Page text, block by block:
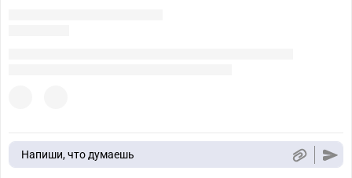
Напиши, что думаешь